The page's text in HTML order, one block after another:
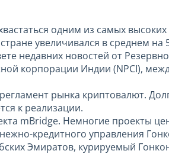
одним из самых
увеличивался в среднем на
недавних новостей от
корпорации Индии (NPCI),
рынка криптовалют.
к реализации.
mBridge. Немногие проекты
кредитного управления
Эмиратов, курируемый